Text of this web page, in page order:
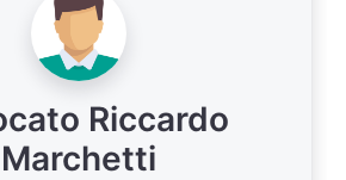
Riccardo
Marchetti